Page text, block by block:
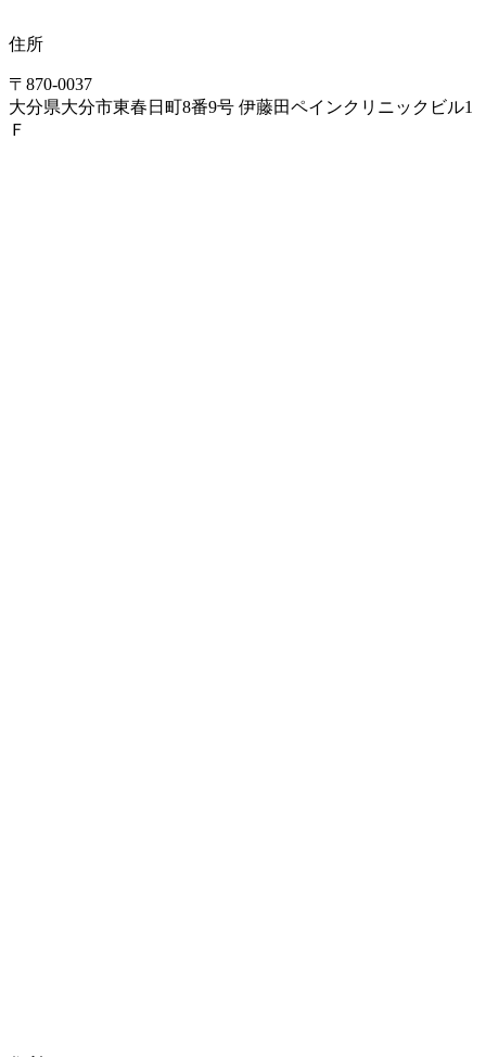
住所
〒870-0037
大分県大分市東春日町8番9号 伊藤田ペインクリニックビル1
Ｆ